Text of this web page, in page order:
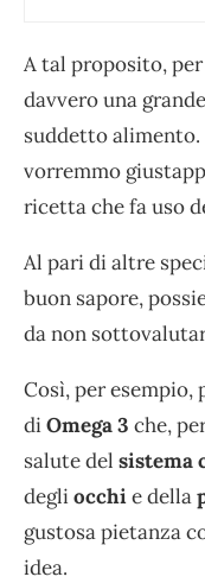
A tal proposito,
davvero una
suddetto
vorremmo
ricetta che fa uso
Al pari di altre
buon sapore,
da non
Così, per esempio,
diOmega 3 che,
salute del sistema
degliocchie della
gustosa pietanza
idea.